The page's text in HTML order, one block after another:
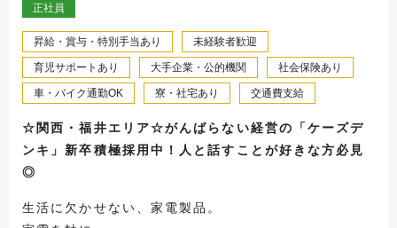
正社員
昇給・賞与・特別手当あり 未経験者歓迎
育児サポートあり 大手企業・公的機関 社会保険あり
車・バイク通勤OK 寮・社宅あり 交通費支給
☆関西・福井エリア☆がんばらない経営の「ケーズデ
ンキ」新卒積極採用中！人と話すことが好きな方必見
◎
生活に欠かせない、家電製品。